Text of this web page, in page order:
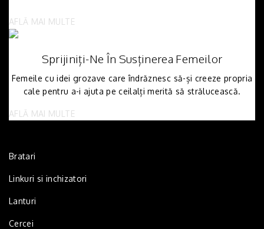
AFLĂ MAI MULTE
Sprijiniți-Ne În Susținerea Femeilor
Femeile cu idei grozave care îndrăznesc să-și creeze propria
cale pentru a-i ajuta pe ceilalți merită să strălucească.
AFLĂ MAI MULTE
Bratari
Linkuri si inchizatori
Lanturi
Cercei